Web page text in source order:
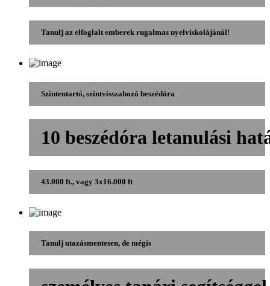
Tanulj az elfoglalt emberek rugalmas nyelviskolájánál!
Szintentartó, szintvisszahozó beszédóra
10 beszédóra letanulási
43.000 ft., vagy 3x16.000 ft
Tanulj utazásmentesen, de mégis